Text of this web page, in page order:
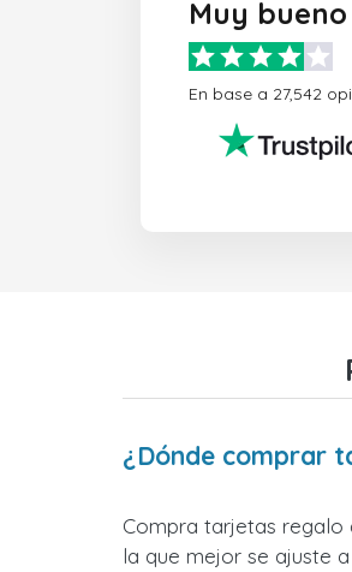
Muy bueno
En base a 27,542
¿Dónde comprar
Compra tarjetas regalo
la que mejor se ajuste